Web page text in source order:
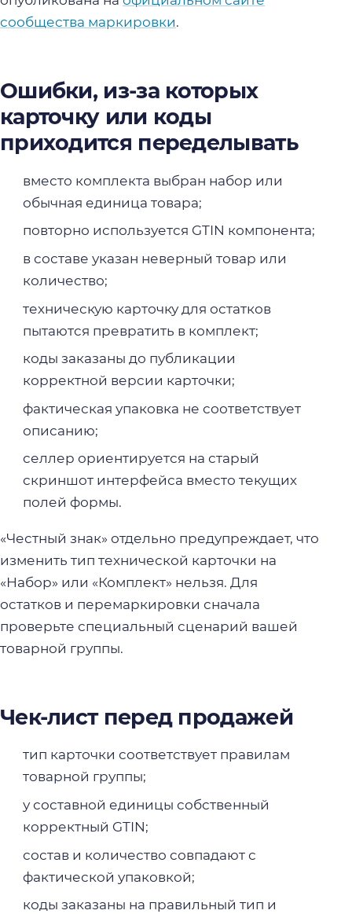
сообщества маркировки.
Ошибки, из-за которых
карточку или коды
приходится переделывать
вместо комплекта выбран набор или
обычная единица товара;
повторно используется GTIN компонента;
в составе указан неверный товар или
количество;
техническую карточку для остатков
пытаются превратить в комплект;
коды заказаны до публикации
корректной версии карточки;
фактическая упаковка не соответствует
описанию;
селлер ориентируется на старый
скриншот интерфейса вместо текущих
полей формы.
«Честный знак» отдельно предупреждает, что
изменить тип технической карточки на
«Набор» или «Комплект» нельзя. Для
остатков и перемаркировки сначала
проверьте специальный сценарий вашей
товарной группы.
Чек-лист перед продажей
тип карточки соответствует правилам
товарной группы;
у составной единицы собственный
корректный GTIN;
состав и количество совпадают с
фактической упаковкой;
коды заказаны на правильный тип и